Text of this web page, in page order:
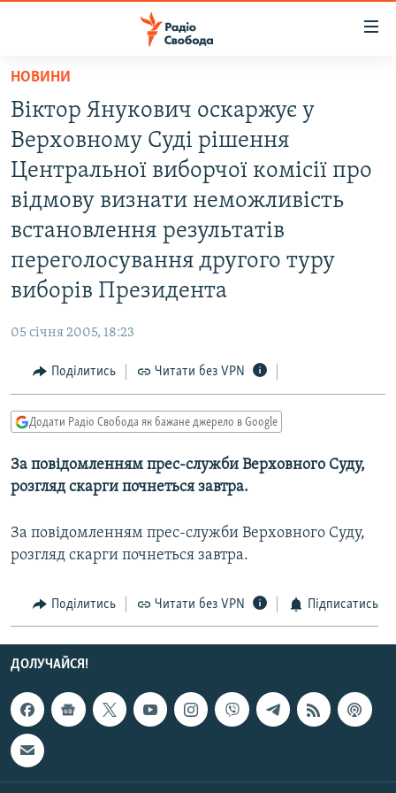
Перейти
основного
матеріалу
Перейти
до
основної
навігації
до
пошуку
ВСЕ ЗА ДОБУ
СТАТТІ
СУСПІЛЬСТВО
КУЛЬТУРА
СВІТ
ВІЙНА
РОСІЙСЬКА «ФІЛЬТРАЦІЯ»
ДОНБАС.РЕАЛІЇ
КРИМ.РЕАЛІЇ
КИТАЙ.ВИКЛИКИ
МУЛЬТИМЕДІА
СПЕЦПРОЄКТИ
КРИМ РЕАЛІЇ
УКР
КТАТ
ДОЛУЧАЙСЯ!
НОВИНИ
Віктор Янукович оскаржує у
Верховному Суді рішення
Центральної виборчої комісії про
відмову визнати неможливість
встановлення результатів
переголосування другого туру
виборів Президента
05 січня 2005, 18:23
Поділитись Читати без VPN
Додати Радіо Свобода як бажане джерело в Google
За повідомленням прес-служби Верховного Суду,
розгляд скарги почнеться завтра.
За повідомленням прес-служби Верховного Суду,
розгляд скарги почнеться завтра.
Поділитись Читати без VPN Підписатись
ДОЛУЧАЙСЯ!